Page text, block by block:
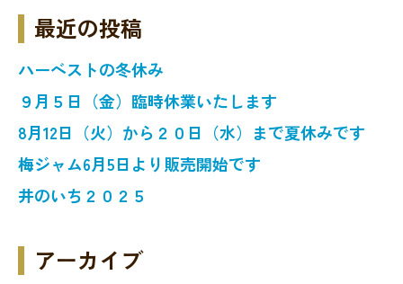
最近の投稿
ハーベストの冬休み
９月５日（金）臨時休業いたします
8月12日（火）から２０日（水）まで夏休みです
梅ジャム6月5日より販売開始です
井のいち２０２５
アーカイブ